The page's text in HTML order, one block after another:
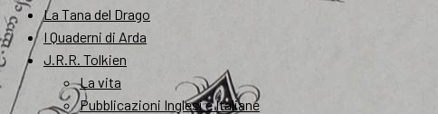
La Tana del Drago
I Quaderni di Arda
J.R.R. Tolkien
La vita
Pubblicazioni Inglesi e Italiane